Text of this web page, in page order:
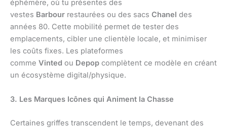
éphémère, où tu présentes des
vestes Barbour restaurées ou des sacs Chanel des
années 80. Cette mobilité permet de tester des
emplacements, cibler une clientèle locale, et minimiser
les coûts fixes. Les plateformes
comme Vinted ou Depop complètent ce modèle en créant
un écosystème digital/physique.
3. Les Marques Icônes qui Animent la Chasse
Certaines griffes transcendent le temps, devenant des